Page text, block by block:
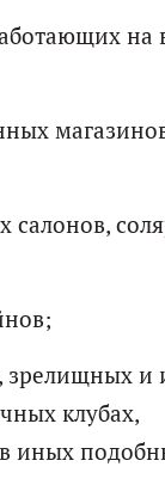
на
салонов,
зрелищных и
клубах,
в иных